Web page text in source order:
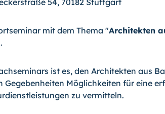
54, 70182 Stuttgart
mit dem Thema "Architekten
ist es, den Architekten aus
Gegebenheiten Möglichkeiten für eine
zu vermitteln.